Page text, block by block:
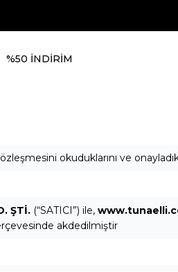
%15 indirim
%50 İNDİRİM
okuduklarını ve
ŞTİ. (“SATICI”) ile,
akdedilmiştir